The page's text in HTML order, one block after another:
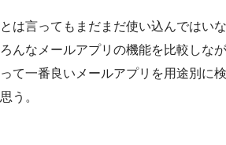
とは言ってもまだまだ使い込んではい
ろんなメールアプリの機能を比較しな
って一番良いメールアプリを用途別に
思う。